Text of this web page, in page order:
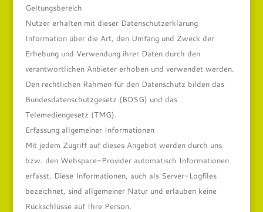
Geltungsbereich
Nutzer erhalten mit dieser Datenschutzerklärung
Information über die Art, den Umfang und Zweck der
Erhebung und Verwendung ihrer Daten durch den
verantwortlichen Anbieter erhoben und verwendet werden.
Den rechtlichen Rahmen für den Datenschutz bilden das
Bundesdatenschutzgesetz (BDSG) und das
Telemediengesetz (TMG).
Erfassung allgemeiner Informationen
Mit jedem Zugriff auf dieses Angebot werden durch uns
bzw. den Webspace-Provider automatisch Informationen
erfasst. Diese Informationen, auch als Server-Logfiles
bezeichnet, sind allgemeiner Natur und erlauben keine
Rückschlüsse auf Ihre Person.